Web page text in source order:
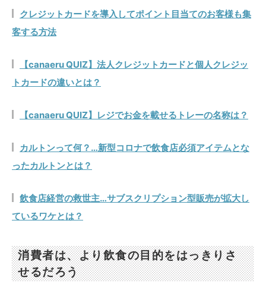
クレジットカードを導入してポイント目当てのお客様も集
客する方法
【canaeru QUIZ】法人クレジットカードと個人クレジッ
トカードの違いとは？
【canaeru QUIZ】レジでお金を載せるトレーの名称は？
カルトンって何？…新型コロナで飲食店必須アイテムとな
ったカルトンとは？
飲食店経営の救世主…サブスクリプション型販売が拡大し
ているワケとは？
消費者は、より飲食の目的をはっきりさ
せるだろう